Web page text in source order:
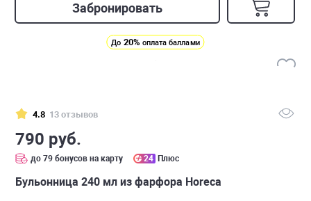
Забронировать
До 20% оплата баллами
4.8 13 отзывов
790 руб.
до 79 бонусов на карту 24 Плюс
Бульонница 240 мл из фарфора Horeca